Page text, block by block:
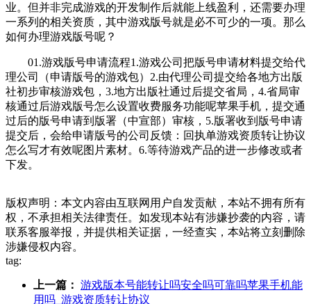
业。但并非完成游戏的开发制作后就能上线盈利，还需要办理
一系列的相关资质，其中游戏版号就是必不可少的一项。那么
如何办理游戏版号呢？
01.游戏版号申请流程1.游戏公司把版号申请材料提交给代
理公司（申请版号的游戏包）2.由代理公司提交给各地方出版
社初步审核游戏包，3.地方出版社通过后提交省局，4.省局审
核通过后游戏版号怎么设置收费服务功能呢苹果手机，提交通
过后的版号申请到版署（中宣部）审核，5.版署收到版号申请
提交后，会给申请版号的公司反馈：回执单游戏资质转让协议
怎么写才有效呢图片素材。6.等待游戏产品的进一步修改或者
下发。
版权声明：本文内容由互联网用户自发贡献，本站不拥有所有
权，不承担相关法律责任。如发现本站有涉嫌抄袭的内容，请
联系客服举报，并提供相关证据，一经查实，本站将立刻删除
涉嫌侵权内容。
tag:
上一篇： 游戏版本号能转让吗安全吗可靠吗苹果手机能
用吗_游戏资质转让协议